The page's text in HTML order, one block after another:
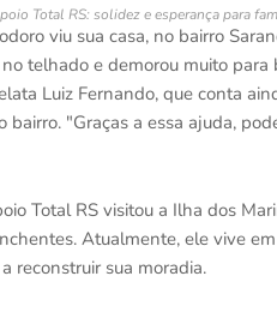
Total RS: solidez e esperança para
viu sua casa, no bairro
telhado e demorou muito para
Luiz Fernando, que conta
"Graças a essa ajuda,
Total RS visitou a Ilha dos
Atualmente, ele vive
reconstruir sua moradia.